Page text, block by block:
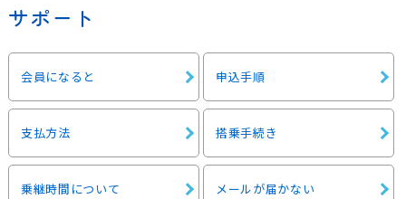
サポート
会員になると 申込手順
支払方法 搭乗手続き
乗継時間について メールが届かない